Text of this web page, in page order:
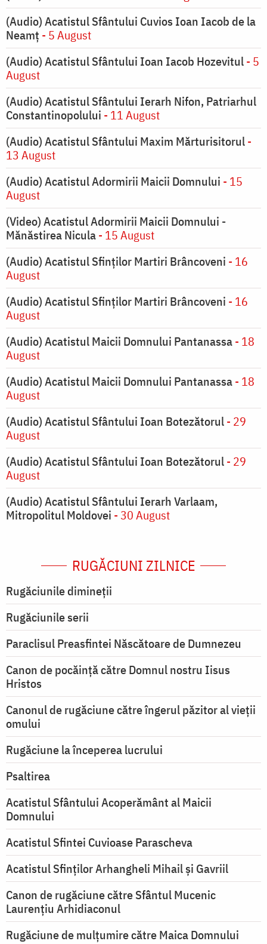
(Audio) Acatistul Sfântului Cuvios Ioan Iacob de la
Neamț - 5 August
(Audio) Acatistul Sfântului Ioan Iacob Hozevitul- 5
August
(Audio) Acatistul Sfântului Ierarh Nifon, Patriarhul
Constantinopolului - 11 August
(Audio) Acatistul Sfântului Maxim Mărturisitorul-
13 August
(Audio) Acatistul Adormirii Maicii Domnului - 15
August
(Video) Acatistul Adormirii Maicii Domnului -
Mănăstirea Nicula- 15 August
(Audio) Acatistul Sfinților Martiri Brâncoveni - 16
August
(Audio) Acatistul Sfinților Martiri Brâncoveni - 16
August
(Audio) Acatistul Maicii Domnului Pantanassa- 18
August
(Audio) Acatistul Maicii Domnului Pantanassa- 18
August
(Audio) Acatistul Sfântului Ioan Botezătorul- 29
August
(Audio) Acatistul Sfântului Ioan Botezătorul- 29
August
(Audio) Acatistul Sfântului Ierarh Varlaam,
Mitropolitul Moldovei - 30 August
RUGĂCIUNI ZILNICE
Rugăciunile dimineții
Rugăciunile serii
Paraclisul Preasfintei Născătoare de Dumnezeu
Canon de pocăință către Domnul nostru Iisus
Hristos
Canonul de rugăciune către îngerul păzitor al vieții
omului
Rugăciune la începerea lucrului
Psaltirea
Acatistul Sfântului Acoperământ al Maicii
Domnului
Acatistul Sfintei Cuvioase Parascheva
Acatistul Sfinților Arhangheli Mihail și Gavriil
Canon de rugăciune către Sfântul Mucenic
Laurențiu Arhidiaconul
Rugăciune de mulţumire către Maica Domnului